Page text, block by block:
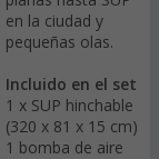
en la ciudad y
pequeñas olas.
Incluido en el set
1 x SUP hinchable
(320 x 81 x 15 cm)
1 bomba de aire